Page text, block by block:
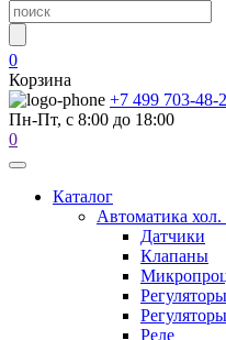
0
Корзина
+7 499 703-48-
Пн-Пт, с 8:00 до 18:00
0
Каталог
Автоматика
Датчики
Клапаны
Реле